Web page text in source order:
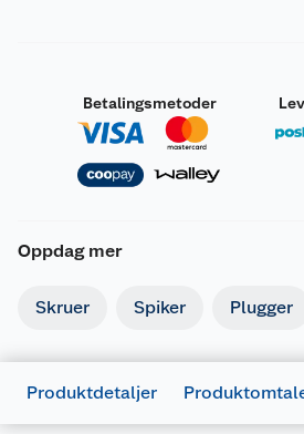
Betalingsmetoder
Oppdag mer
Skruer Spiker Plugger
Produktdetaljer